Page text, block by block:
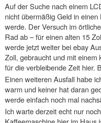
Auf der Suche nach einem
nicht übermäßig Geld in
werde. Der Versuch im
Rad ab – für einen alten 15
werde jetzt weiter bei ebay
Zoll, gebraucht und mit einem
für die verbleibende Zeit hier.
Einen weiteren Ausfall habe
warm und keiner hat daran
werde einfach noch mal
Ich warte derzeit echt nur